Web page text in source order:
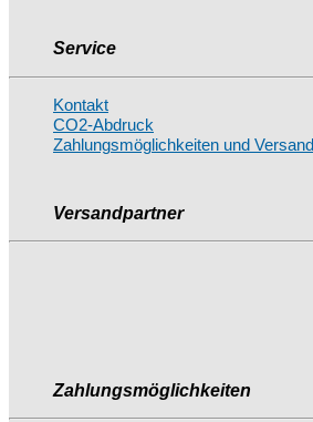
Service
Kontakt
CO2-Abdruck
Zahlungsmöglichkeiten und Versand
Versandpartner
Zahlungsmöglichkeiten